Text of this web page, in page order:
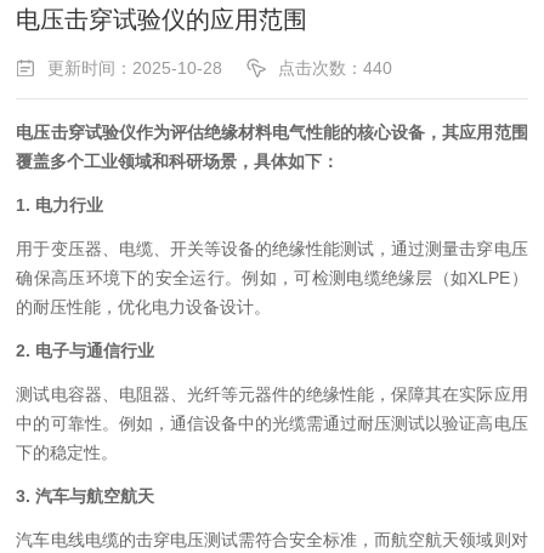
电压击穿试验仪的应用范围
更新时间：2025-10-28 点击次数：440
电压击穿试验仪作为评估绝缘材料电气性能的核心设备，其应用范围
覆盖多个工业领域和科研场景，具体如下：
1. ‌电力行业‌
用于变压器、电缆、开关等设备的绝缘性能测试，通过测量击穿电压
确保高压环境下的安全运行‌。例如，可检测电缆绝缘层（如XLPE）
的耐压性能，优化电力设备设计‌。
2. ‌电子与通信行业‌
测试电容器、电阻器、光纤等元器件的绝缘性能，保障其在实际应用
中的可靠性‌。例如，通信设备中的光缆需通过耐压测试以验证高电压
下的稳定性‌。
3. ‌汽车与航空航天‌
汽车电线电缆的击穿电压测试需符合安全标准‌，而航空航天领域则对